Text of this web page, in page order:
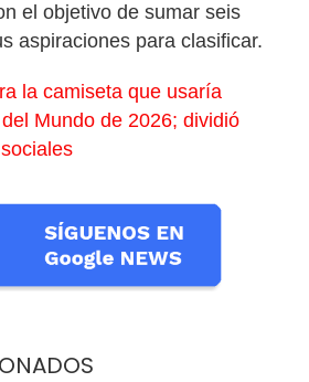
el objetivo de sumar seis
aspiraciones para clasificar.
la camiseta que usaría
Mundo de 2026; dividió